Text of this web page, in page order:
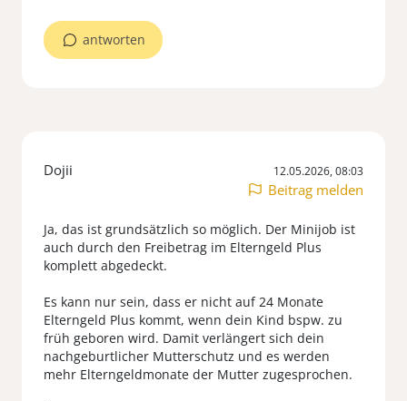
antworten
Dojii 12.05.2026, 08:03
Beitrag melden
Ja, das ist grundsätzlich so möglich. Der Minijob ist
auch durch den Freibetrag im Elterngeld Plus
komplett abgedeckt.
Es kann nur sein, dass er nicht auf 24 Monate
Elterngeld Plus kommt, wenn dein Kind bspw. zu
früh geboren wird. Damit verlängert sich dein
nachgeburtlicher Mutterschutz und es werden
mehr Elterngeldmonate der Mutter zugesprochen.